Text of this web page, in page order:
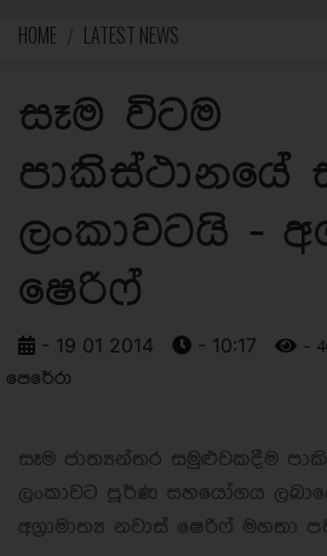
HOME LATEST NEWS
සෑම විටම
පාකිස්ථානයේ
ලංකාවටයි -
ෂෙරිෆ්
- 19 01 2014 - 10:17 -
පෙරේරා
සෑම ජාත්‍යන්තර සමුළුවකදීම
ලංකාවට පූර්ණ සහයෝගය
අග්‍රාමාත්‍ය නවාස් ෂෙරිෆ් මහතා